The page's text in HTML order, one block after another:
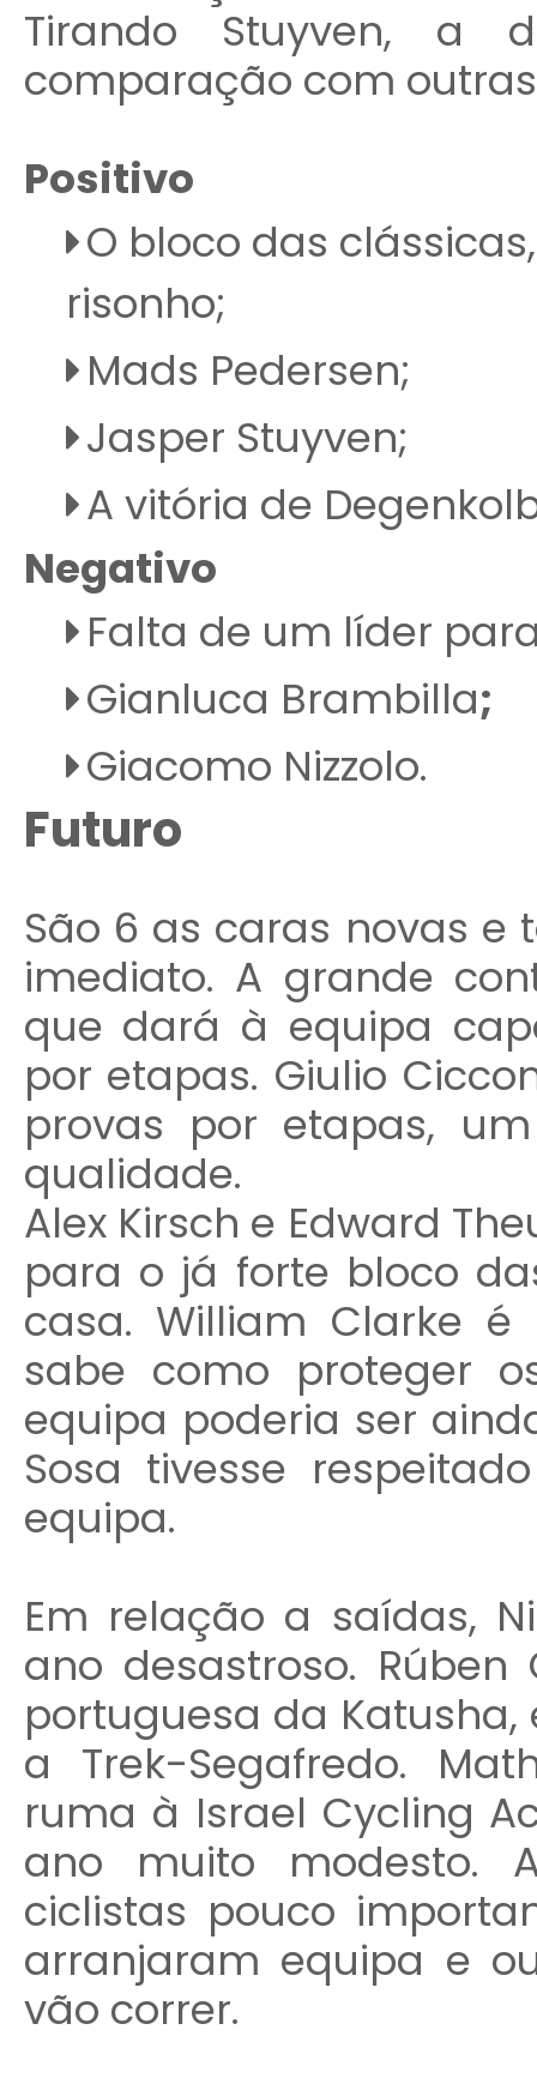
Tirando Stuyven, a
comparação com
Positivo
O bloco das
risonho;
Mads Pedersen;
Jasper Stuyven;
A vitória de
Negativo
Falta de um líder
Gianluca Brambilla;
Giacomo Nizzolo.
Futuro
São 6 as caras novas
imediato. A grande
que dará à equipa
por etapas. Giulio
provas por etapas,
qualidade.
Alex Kirsch e Edward
para o já forte bloco
casa. William Clarke
sabe como proteger
equipa poderia ser
Sosa tivesse
equipa.
Em relação a saídas,
ano desastroso.
portuguesa da
a Trek-Segafredo.
ruma à Israel Cycling
ano muito modesto.
ciclistas pouco
arranjaram equipa e
vão correr.